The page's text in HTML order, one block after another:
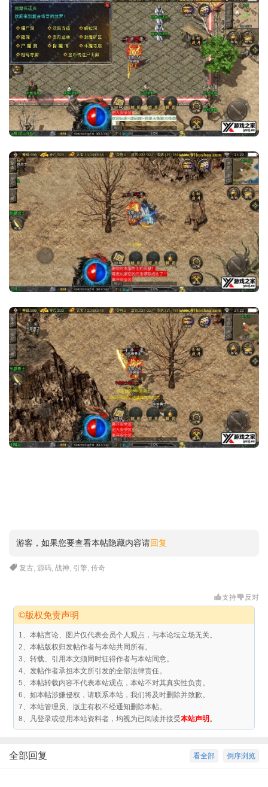
游客，如果您要查看本帖隐藏内容请回复
复古,源码,战神, 引擎,传奇
支持 反对
©版权免责声明
1、本帖言论、图片仅代表会员个人观点，与本论坛立场无关。
2、本帖版权归发帖作者与本站共同所有。
3、转载、引用本文须同时征得作者与本站同意。
4、发帖作者承担本文所引发的全部法律责任。
5、本帖转载内容不代表本站观点，本站不对其真实性负责。
6、如本帖涉嫌侵权，请联系本站，我们将及时删除并致歉。
7、本站管理员、版主有权不经通知删除本帖。
8、凡登录或使用本站资料者，均视为已阅读并接受本站声明 。
倒序浏览
看全部
全部回复